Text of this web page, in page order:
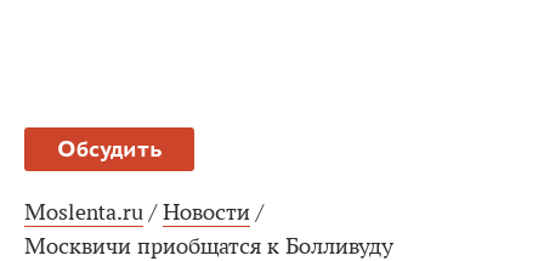
Обсудить
Moslenta.ru / Новости /
Москвичи приобщатся к Болливуду